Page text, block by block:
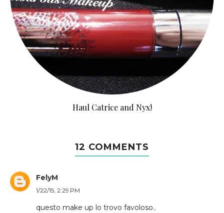
Haul Catrice and Nyx!
12 COMMENTS
FelyM
1/22/15, 2:29 PM
questo make up lo trovo favoloso..